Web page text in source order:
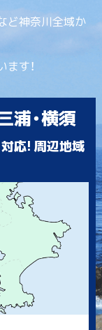
ど神奈川全域か
す！
浦・横須
応! 周辺地域